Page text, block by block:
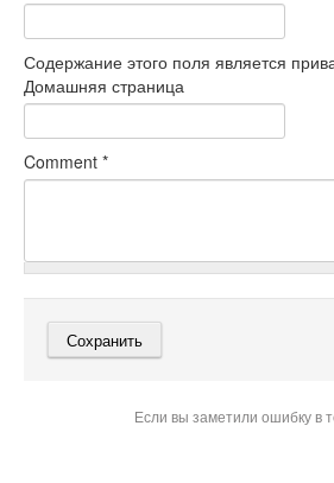
Содержание этого поля является
Домашняя страница
Comment *
Если вы заметили ошибку в